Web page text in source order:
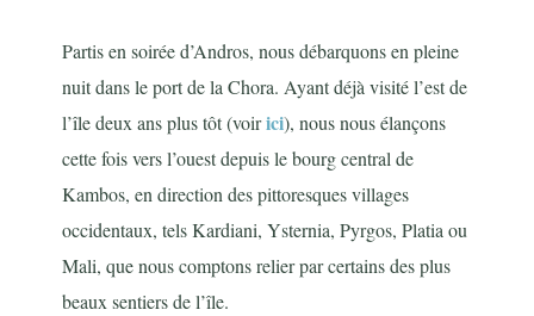
Partis en soirée d’Andros, nous débarquons en pleine
nuit dans le port de la Chora. Ayant déjà visité l’est de
l’île deux ans plus tôt (voirici), nous nous élançons
cette fois vers l’ouest depuis le bourg central de
Kambos, en direction des pittoresques villages
occidentaux, tels Kardiani, Ysternia, Pyrgos, Platia ou
Mali, que nous comptons relier par certains des plus
beaux sentiers de l’île.